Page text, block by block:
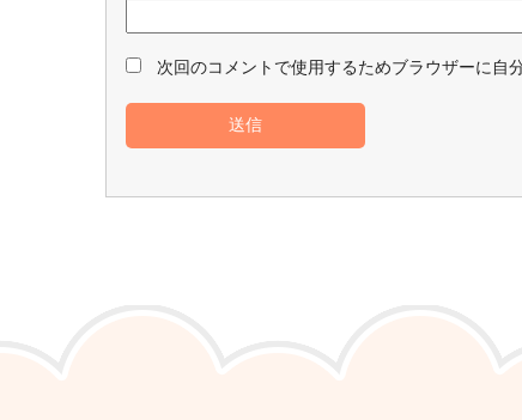
次回のコメントで使用するためブラウザーに自